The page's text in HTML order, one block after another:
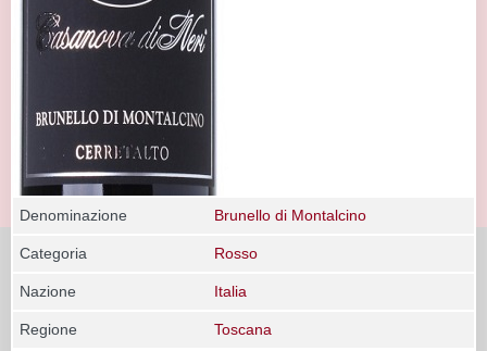
Denominazione Brunello di Montalcino
Categoria Rosso
Nazione Italia
Regione Toscana